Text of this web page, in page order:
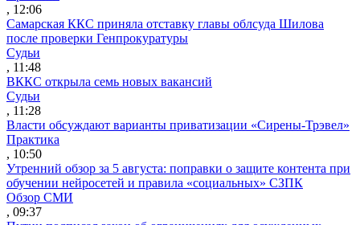
, 12:06
Самарская ККС приняла отставку главы облсуда Шилова
после проверки Генпрокуратуры
Судьи
, 11:48
ВККС открыла семь новых вакансий
Судьи
, 11:28
Власти обсуждают варианты приватизации «Сирены-Трэвел»
Практика
, 10:50
Утренний обзор за 5 августа: поправки о защите контента при
обучении нейросетей и правила «социальных» СЗПК
Обзор СМИ
, 09:37